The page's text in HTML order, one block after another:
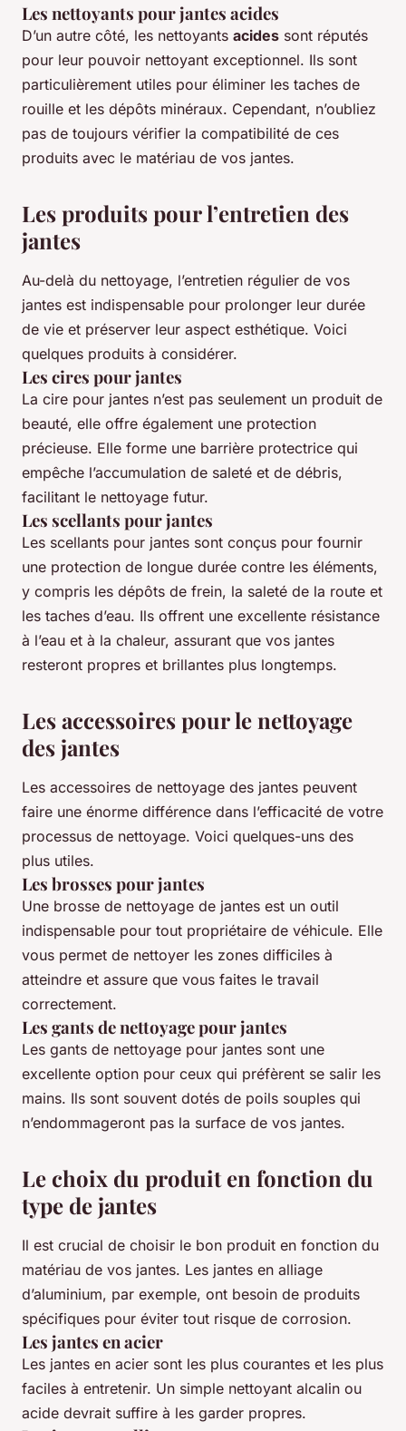
Les nettoyants pour jantes acides
D’un autre côté, les nettoyants acides sont réputés
pour leur pouvoir nettoyant exceptionnel. Ils sont
particulièrement utiles pour éliminer les taches de
rouille et les dépôts minéraux. Cependant, n’oubliez
pas de toujours vérifier la compatibilité de ces
produits avec le matériau de vos jantes.
Les produits pour l’entretien des
jantes
Au-delà du nettoyage, l’entretien régulier de vos
jantes est indispensable pour prolonger leur durée
de vie et préserver leur aspect esthétique. Voici
quelques produits à considérer.
Les cires pour jantes
La cire pour jantes n’est pas seulement un produit de
beauté, elle offre également une protection
précieuse. Elle forme une barrière protectrice qui
empêche l’accumulation de saleté et de débris,
facilitant le nettoyage futur.
Les scellants pour jantes
Les scellants pour jantes sont conçus pour fournir
une protection de longue durée contre les éléments,
y compris les dépôts de frein, la saleté de la route et
les taches d’eau. Ils offrent une excellente résistance
à l’eau et à la chaleur, assurant que vos jantes
resteront propres et brillantes plus longtemps.
Les accessoires pour le nettoyage
des jantes
Les accessoires de nettoyage des jantes peuvent
faire une énorme différence dans l’efficacité de votre
processus de nettoyage. Voici quelques-uns des
plus utiles.
Les brosses pour jantes
Une brosse de nettoyage de jantes est un outil
indispensable pour tout propriétaire de véhicule. Elle
vous permet de nettoyer les zones difficiles à
atteindre et assure que vous faites le travail
correctement.
Les gants de nettoyage pour jantes
Les gants de nettoyage pour jantes sont une
excellente option pour ceux qui préfèrent se salir les
mains. Ils sont souvent dotés de poils souples qui
n’endommageront pas la surface de vos jantes.
Le choix du produit en fonction du
type de jantes
Il est crucial de choisir le bon produit en fonction du
matériau de vos jantes. Les jantes en alliage
d’aluminium, par exemple, ont besoin de produits
spécifiques pour éviter tout risque de corrosion.
Les jantes en acier
Les jantes en acier sont les plus courantes et les plus
faciles à entretenir. Un simple nettoyant alcalin ou
acide devrait suffire à les garder propres.